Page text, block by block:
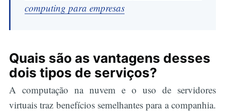
computing para empresas
Quais são as vantagens desses
dois tipos de serviços?
A computação na nuvem e o uso de servidores
virtuais traz benefícios semelhantes para a companhia.